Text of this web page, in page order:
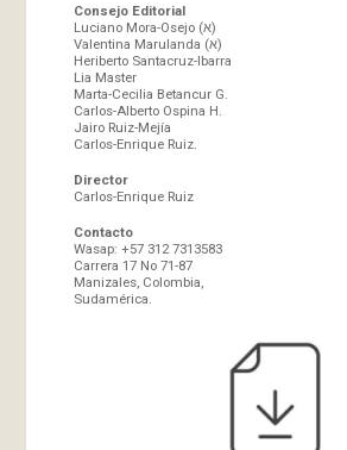
Consejo Editorial
Luciano Mora-Osejo (א)
Valentina Marulanda (א)
Heriberto Santacruz-Ibarra
Lia Master
Marta-Cecilia Betancur G.
Carlos-Alberto Ospina H.
Jairo Ruiz-Mejía
Carlos-Enrique Ruiz.
Director
Carlos-Enrique Ruiz
Contacto
Wasap: +57 312 7313583
Carrera 17 No 71-87
Manizales, Colombia,
Sudamérica.